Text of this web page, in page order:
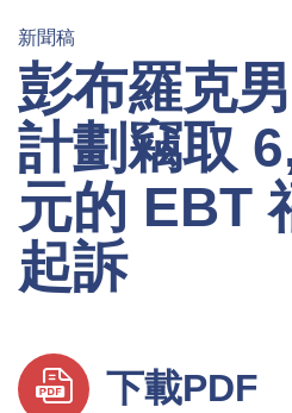
新聞稿
彭布羅克
計劃竊取
元的 EBT
起訴
下載PDF